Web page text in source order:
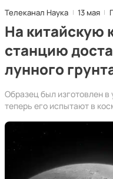
Телеканал Наука 13 мая
На китайскую
станцию
лунного
Образец был изготовлен
теперь его испытают в